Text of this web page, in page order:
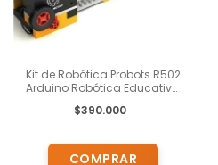
Kit de Robótica Probots R502
Arduino Robótica Educativa
Educativa TOMI Digital
$390.000